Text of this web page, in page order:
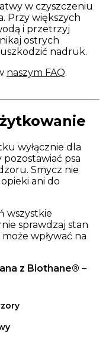
w czyszczeniu
Przy większych
i przetrzyj
ostrych
nadruk.
naszym FAQ.
wyłącznie dla
psa
Smycz nie
ani do
wszystkie
sprawdzaj stan
wpływać na
z Biothane® –